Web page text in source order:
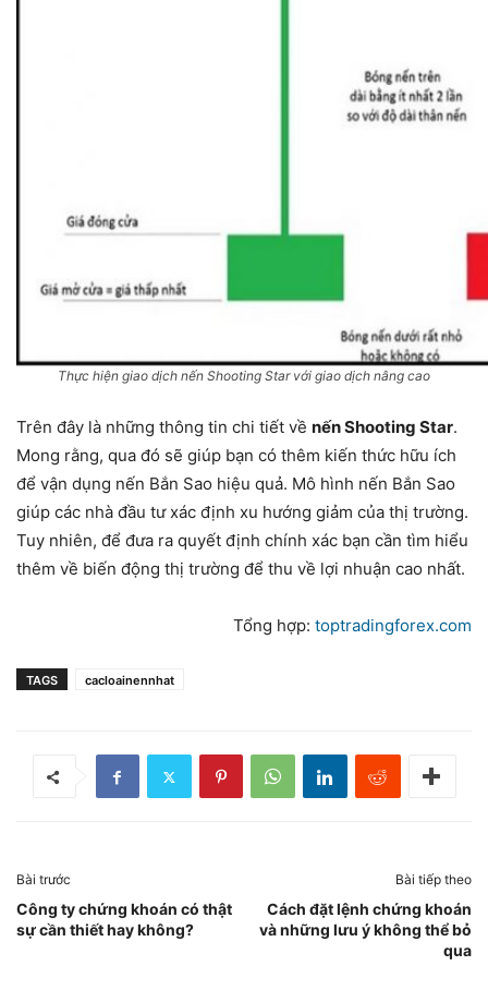
Thực hiện giao dịch nến Shooting Star với giao dịch nâng cao
Trên đây là những thông tin chi tiết về nến Shooting Star.
Mong rằng, qua đó sẽ giúp bạn có thêm kiến thức hữu ích
để vận dụng nến Bắn Sao hiệu quả. Mô hình nến Bắn Sao
giúp các nhà đầu tư xác định xu hướng giảm của thị trường.
Tuy nhiên, để đưa ra quyết định chính xác bạn cần tìm hiểu
thêm về biến động thị trường để thu về lợi nhuận cao nhất.
Tổng hợp: toptradingforex.com
TAGS cacloainennhat
Bài trước
Công ty chứng khoán có thật
sự cần thiết hay không?
Bài tiếp theo
Cách đặt lệnh chứng khoán
và những lưu ý không thể bỏ
qua